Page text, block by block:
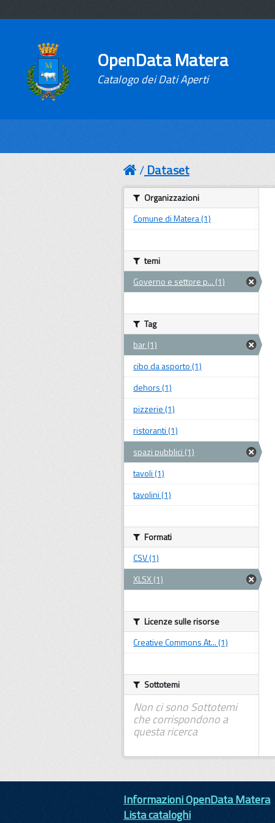
OpenData Matera
Catalogo dei Dati Aperti
Dataset
Organizzazioni
Comune di Matera (1)
temi
Governo e settore p... (1)
Tag
bar (1)
cibo da asporto (1)
dehors (1)
pizzerie (1)
ristoranti (1)
spazi pubblici (1)
tavoli (1)
tavolini (1)
Formati
CSV (1)
XLSX (1)
Licenze sulle risorse
Creative Commons At... (1)
Sottotemi
Non ci sono Sottotemi
che corrispondono a
questa ricerca
Informazioni OpenData Matera
Lista cataloghi